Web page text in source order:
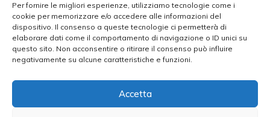
Per fornire le migliori esperienze, utilizziamo tecnologie come i
cookie per memorizzare e/o accedere alle informazioni del
dispositivo. Il consenso a queste tecnologie ci permetterà di
elaborare dati come il comportamento di navigazione o ID unici su
questo sito. Non acconsentire o ritirare il consenso può influire
negativamente su alcune caratteristiche e funzioni.
Accetta
Contattaci
Cookie Policy
Termini